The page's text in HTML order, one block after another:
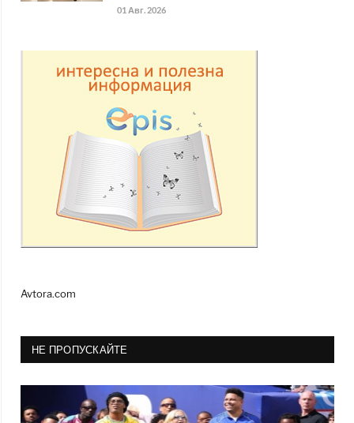
01 Авг. 2026
Avtora.com
НЕ ПРОПУСКАЙТЕ